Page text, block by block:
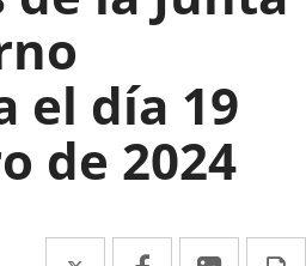
el día 19
de 2024
Twitter
Enlace Facebook
EnlaceEnlace